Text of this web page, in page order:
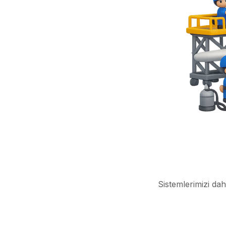
Sistemlerimizi